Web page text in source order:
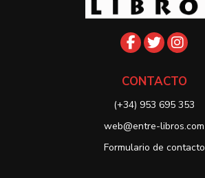
CONTACTO
(+34) 953 695 353
web@entre-libros.com
Formulario de contacto